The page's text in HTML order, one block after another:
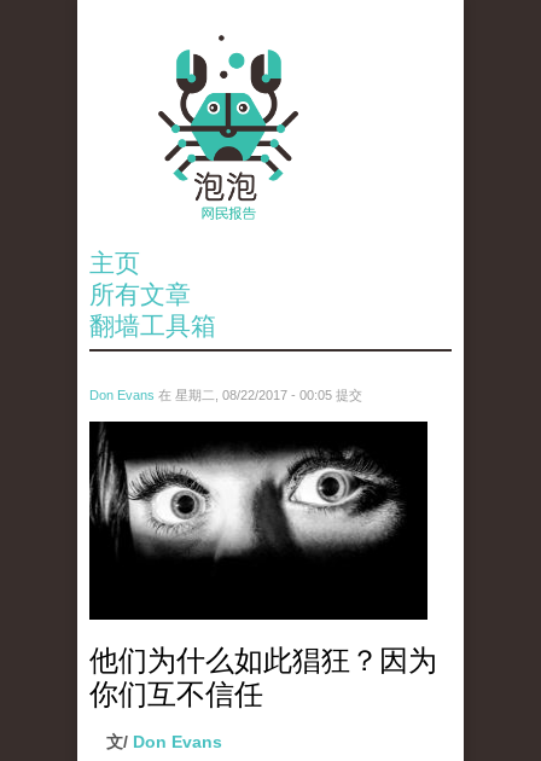
主页
所有文章
翻墙工具箱
Don Evans 在 星期二, 08/22/2017 - 00:05 提交
wechatimg28.jpeg
他们为什么如此猖狂？因为
你们互不信任
文/ Don Evans